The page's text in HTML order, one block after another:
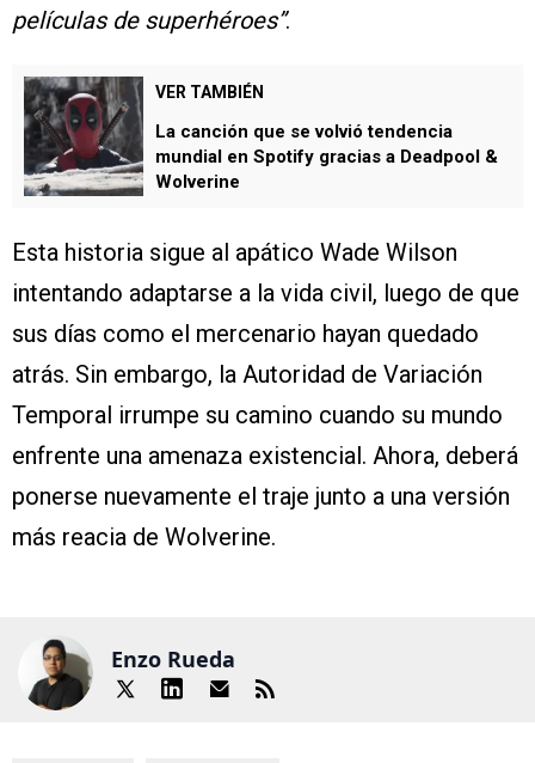
películas de superhéroes”.
VER TAMBIÉN
La canción que se volvió tendencia
mundial en Spotify gracias a Deadpool &
Wolverine
Esta historia sigue al apático Wade Wilson
intentando adaptarse a la vida civil, luego de que
sus días como el mercenario hayan quedado
atrás. Sin embargo, la Autoridad de Variación
Temporal irrumpe su camino cuando su mundo
enfrente una amenaza existencial. Ahora, deberá
ponerse nuevamente el traje junto a una versión
más reacia de Wolverine.
Enzo Rueda